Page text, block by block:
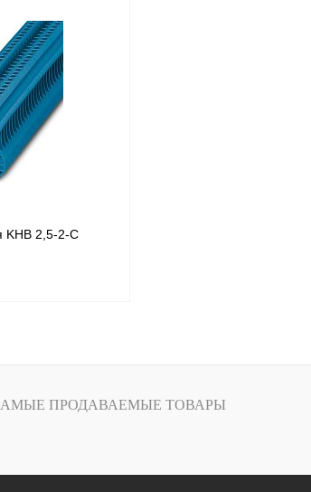
корзину
заказ
KHB 2,5-2-С
ПРОДАВАЕМЫЕ ТОВАРЫ